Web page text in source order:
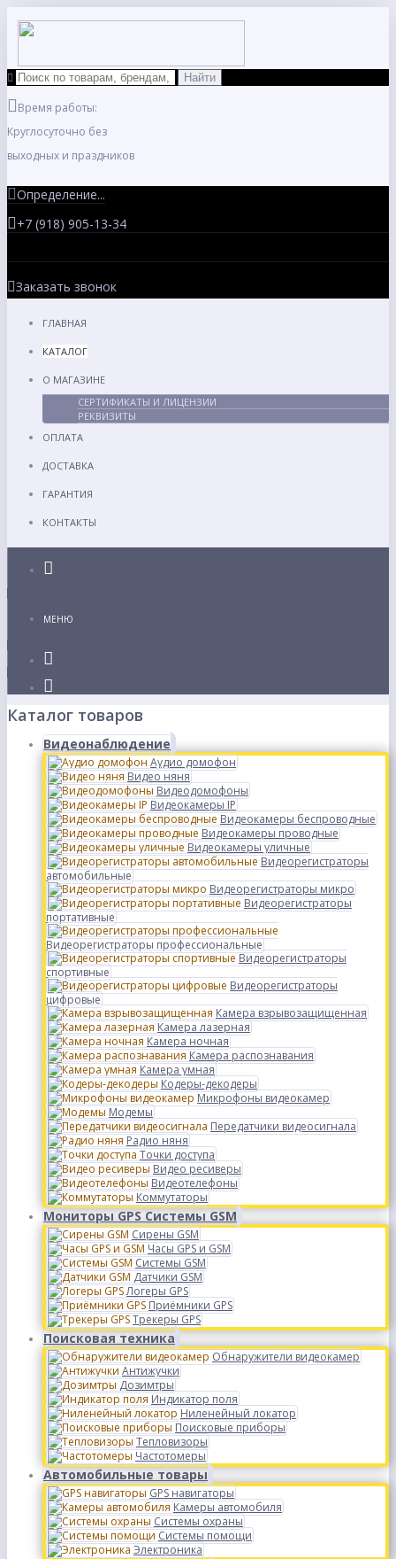
Время работы:
Круглосуточно без
выходных и праздников
Определение...
+7 (918) 905-13-34
Заказать звонок
ГЛАВНАЯ
КАТАЛОГ
О МАГАЗИНЕ
СЕРТИФИКАТЫ И ЛИЦЕНЗИИ
РЕКВИЗИТЫ
ОПЛАТА
ДОСТАВКА
ГАРАНТИЯ
КОНТАКТЫ
МЕНЮ
Каталог товаров
Видеонаблюдение
Аудио домофон
Видео няня
Видеодомофоны
Видеокамеры IP
Видеокамеры беспроводные
Видеокамеры проводные
Видеокамеры уличные
Видеорегистраторы
автомобильные
Видеорегистраторы микро
Видеорегистраторы
портативные
Видеорегистраторы профессиональные
Видеорегистраторы
спортивные
Видеорегистраторы
цифровые
Камера взрывозащищенная
Камера лазерная
Камера ночная
Камера распознавания
Камера умная
Кодеры-декодеры
Микрофоны видеокамер
Модемы
Передатчики видеосигнала
Радио няня
Точки доступа
Видео ресиверы
Видеотелефоны
Коммутаторы
Мониторы GPS Системы GSM
Сирены GSM
Часы GPS и GSM
Системы GSM
Датчики GSM
Логеры GPS
Приёмники GPS
Трекеры GPS
Поисковая техника
Обнаружители видеокамер
Антижучки
Дозимтры
Индикатор поля
Ниленейный локатор
Поисковые приборы
Тепловизоры
Частотомеры
Автомобильные товары
GPS навигаторы
Камеры автомобиля
Системы охраны
Системы помощи
Электроника